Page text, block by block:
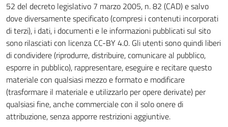
52 del decreto legislativo 7 marzo 2005, n. 82 (CAD) e salvo
dove diversamente specificato (compresi i contenuti incorporati
di terzi), i dati, i documenti e le informazioni pubblicati sul sito
sono rilasciati con licenza CC-BY 4.0. Gli utenti sono quindi liberi
di condividere (riprodurre, distribuire, comunicare al pubblico,
esporre in pubblico), rappresentare, eseguire e recitare questo
materiale con qualsiasi mezzo e formato e modificare
(trasformare il materiale e utilizzarlo per opere derivate) per
qualsiasi fine, anche commerciale con il solo onere di
attribuzione, senza apporre restrizioni aggiuntive.